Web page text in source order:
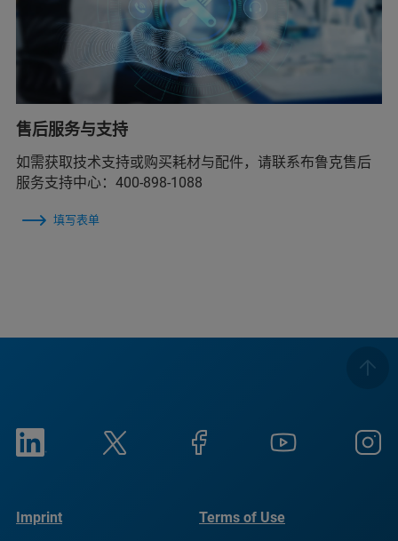
售后服务与支持
如需获取技术支持或购买耗材与配件，请联系布鲁克售后
服务支持中心：400-898-1088
填写表单
Imprint Terms of Use